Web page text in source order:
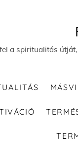
a spiritualitás